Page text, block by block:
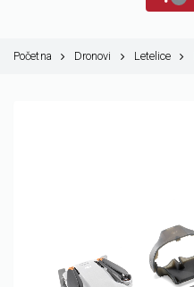
Početna Dronovi Letelice